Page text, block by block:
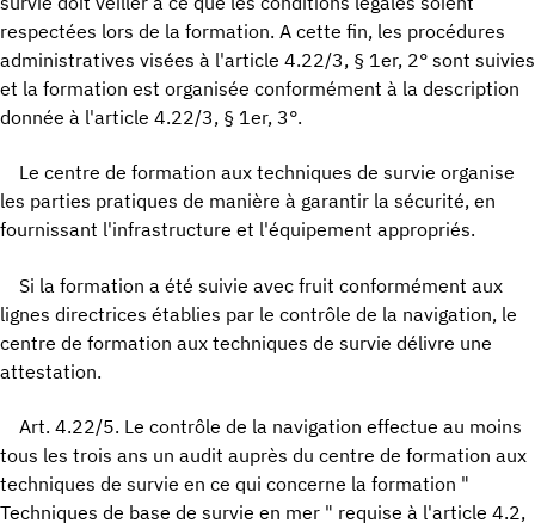
respectées lors de la formation. A cette fin, les procédures
administratives visées à l'article 4.22/3, § 1er, 2° sont suivies
et la formation est organisée conformément à la description
donnée à l'article 4.22/3, § 1er, 3°.
Le centre de formation aux techniques de survie organise
les parties pratiques de manière à garantir la sécurité, en
fournissant l'infrastructure et l'équipement appropriés.
Si la formation a été suivie avec fruit conformément aux
lignes directrices établies par le contrôle de la navigation, le
centre de formation aux techniques de survie délivre une
attestation.
Art. 4.22/5. Le contrôle de la navigation effectue au moins
tous les trois ans un audit auprès du centre de formation aux
techniques de survie en ce qui concerne la formation "
Techniques de base de survie en mer " requise à l'article 4.2,